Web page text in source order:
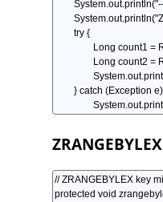
ZRANGEBYLEX